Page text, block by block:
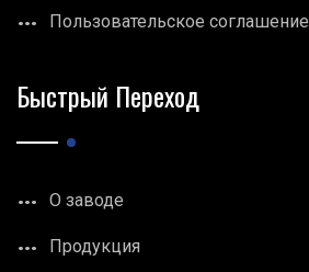
Пользовательское соглашение
Быстрый Переход
О заводе
Продукция